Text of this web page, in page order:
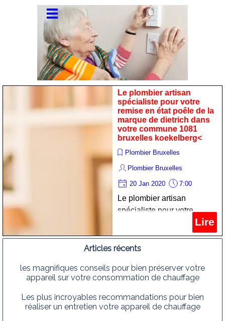
Le plombier artisan
spécialiste pour votre
remise en état poêle de la
marque de dietrich dans
votre commune 1081
bruxelles koekelberg<
Plombier Bruxelles
Plombier Bruxelles
20 Jan 2020 7:00
Le plombier artisan
spécialiste pour votre
remise en état poêle de la
marque de dietrich dans
votre commune 1081
Lire
Articles récents
les magnifiques conseils pour bien préserver votre
appareil sur votre consommation de chauffage
Les plus incroyables recommandations pour bien
réaliser un entretien votre appareil de chauffage